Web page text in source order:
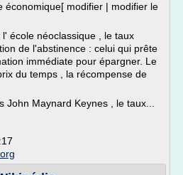
économique[ modifier | modifier le
école néoclassique , le taux
de l'abstinence : celui qui prête
immédiate pour épargner. Le
du temps , la récompense de
John Maynard Keynes , le taux...